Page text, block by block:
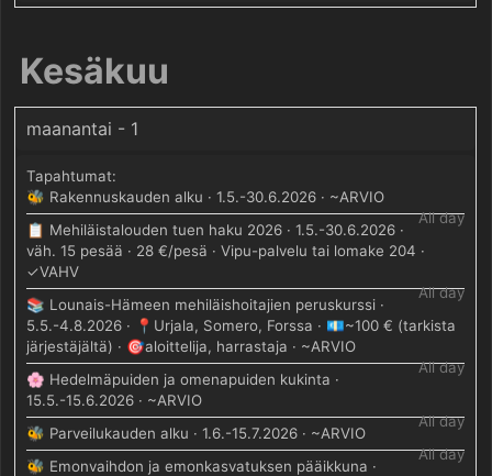
Kesäkuu
maanantai - 1
🐝 Rakennuskauden alku · 1.5.-30.6.2026 · ~ARVIO
All day
📋 Mehiläistalouden tuen haku 2026 · 1.5.-30.6.2026 ·
väh. 15 pesää · 28 €/pesä · Vipu-palvelu tai lomake 204 ·
✓VAHV
All day
📚 Lounais-Hämeen mehiläishoitajien peruskurssi ·
5.5.-4.8.2026 · 📍Urjala, Somero, Forssa · 💶~100 € (tarkista
järjestäjältä) · 🎯aloittelija, harrastaja · ~ARVIO
All day
🌸 Hedelmäpuiden ja omenapuiden kukinta ·
15.5.-15.6.2026 · ~ARVIO
All day
🐝 Parveilukauden alku · 1.6.-15.7.2026 · ~ARVIO
All day
🐝 Emonvaihdon ja emonkasvatuksen pääikkuna ·